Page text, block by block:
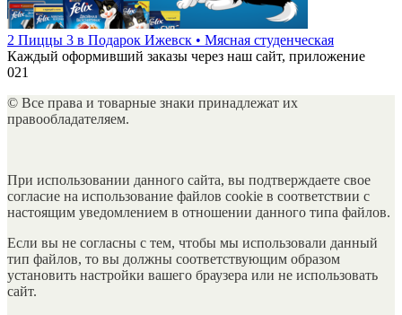
2 Пиццы 3 в Подарок Ижевск • Мясная студенческая
Каждый оформивший заказы через наш сайт, приложение
021
© Все права и товарные знаки принадлежат их
правообладателяем.
При использовании данного сайта, вы подтверждаете свое
согласие на использование файлов cookie в соответствии с
настоящим уведомлением в отношении данного типа файлов.
Если вы не согласны с тем, чтобы мы использовали данный
тип файлов, то вы должны соответствующим образом
установить настройки вашего браузера или не использовать
сайт.